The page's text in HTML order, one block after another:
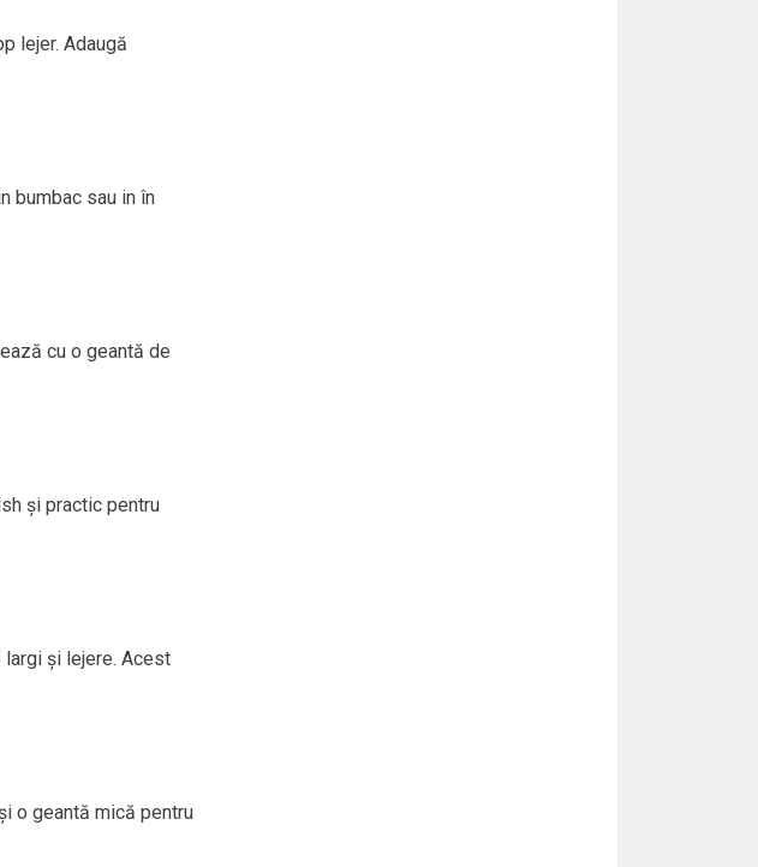
lejer. Adaugă
bumbac sau in în
cu o geantă de
și practic pentru
și lejere. Acest
o geantă mică pentru